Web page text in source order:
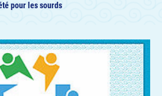
pour les sourds